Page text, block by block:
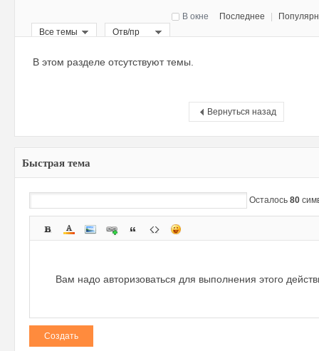
Последнее
В окне
Все темы
Отв/пр
В этом разделе отсутствуют темы.
Вернуться назад
Быстрая тема
Осталось 80
Вам надо авторизоваться для выполнения этого
Создать